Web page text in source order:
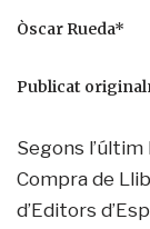
Òscar Rueda*
Publicat
Segons
Compra de
d’Editors